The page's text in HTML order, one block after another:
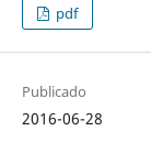
pdf
Publicado
2016-06-28